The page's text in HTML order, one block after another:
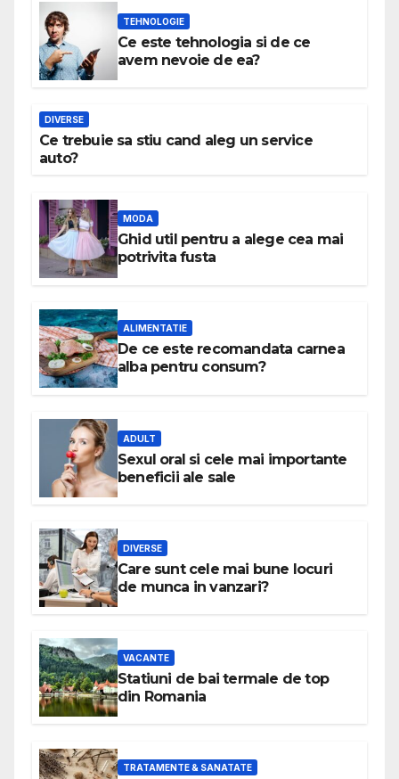
TEHNOLOGIE
Ce este tehnologia si de ce
avem nevoie de ea?
DIVERSE
Ce trebuie sa stiu cand aleg un service
auto?
MODA
Ghid util pentru a alege cea mai
potrivita fusta
ALIMENTATIE
De ce este recomandata carnea
alba pentru consum?
ADULT
Sexul oral si cele mai importante
beneficii ale sale
DIVERSE
Care sunt cele mai bune locuri
de munca in vanzari?
VACANTE
Statiuni de bai termale de top
din Romania
TRATAMENTE & SANATATE